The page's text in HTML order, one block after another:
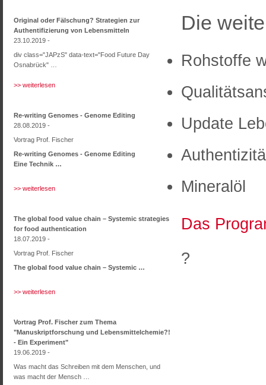
Original oder Fälschung? Strategien zur
Authentifizierung von Lebensmitteln
23.10.2019 -
div class="JAPzS" data-text="Food Future Day
Osnabrück" …
>> weiterlesen
Re-writing Genomes - Genome Editing
28.08.2019 -
Vortrag Prof. Fischer
Re-writing Genomes - Genome Editing
Eine Technik …
>> weiterlesen
The global food value chain – Systemic strategies
for food authentication
18.07.2019 -
Vortrag Prof. Fischer
The global food value chain – Systemic …
>> weiterlesen
Vortrag Prof. Fischer zum Thema
"Manuskriptforschung und Lebensmittelchemie?!
- Ein Experiment"
19.06.2019 -
Was macht das Schreiben mit dem Menschen, und
was macht der Mensch …
Die
Rohstoffe
Update
Mineralöl
Das
?